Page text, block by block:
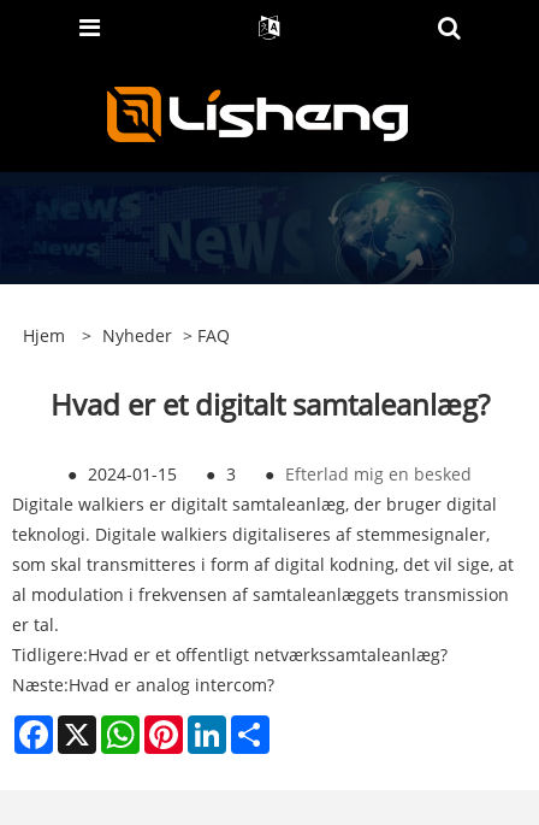
Hjem > Nyheder > FAQ
Hvad er et digitalt samtaleanlæg?
● 2024-01-15 ● 3 ● Efterlad mig en besked
Digitale walkiers er digitalt samtaleanlæg, der bruger digital
teknologi. Digitale walkiers digitaliseres af stemmesignaler,
som skal transmitteres i form af digital kodning, det vil sige, at
al modulation i frekvensen af ​​samtaleanlæggets transmission
er tal.
Tidligere:Hvad er et offentligt netværkssamtaleanlæg?
Næste:Hvad er analog intercom?
Facebook
X WhatsAppPinterestLinkedIn